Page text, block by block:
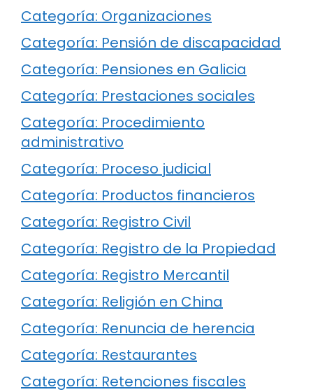
Categoría: Organizaciones
Categoría: Pensión de discapacidad
Categoría: Pensiones en Galicia
Categoría: Prestaciones sociales
Categoría: Procedimiento
administrativo
Categoría: Proceso judicial
Categoría: Productos financieros
Categoría: Registro Civil
Categoría: Registro de la Propiedad
Categoría: Registro Mercantil
Categoría: Religión en China
Categoría: Renuncia de herencia
Categoría: Restaurantes
Categoría: Retenciones fiscales